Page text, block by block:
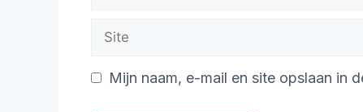
Mijn naam, e-mail en site opslaan in